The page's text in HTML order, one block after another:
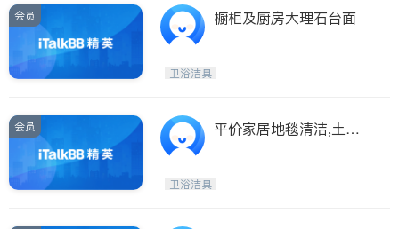
会员 橱柜及厨房大理石台面
卫浴洁具
会员
平价家居地毯清洁,土库
卫浴洁具